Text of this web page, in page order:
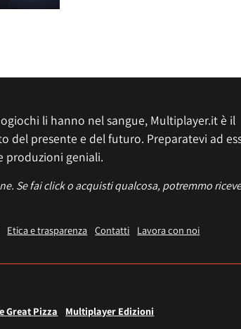
li hanno nel sangue, Multiplayer.it è il
presente e del futuro. Preparatevi ad
produzioni geniali.
Se fai click o acquisti qualcosa, potremmo
Etica e trasparenza Contatti
Lavora con noi
Great Pizza Multiplayer Edizioni